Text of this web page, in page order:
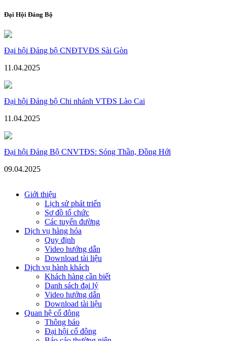
Đại Hội Đảng Bộ
Đại hội Đảng bộ CNĐTVĐS Sài Gòn
11.04.2025
Đại hội Đảng bộ Chi nhánh VTĐS Lào Cai
11.04.2025
Đại hội Đảng Bộ CNVTĐS: Sóng Thần, Đồng Hới
09.04.2025
Giới thiệu
Lịch sử phát triển
Sơ đồ tổ chức
Các tuyến đường
Dịch vụ hàng hóa
Quy định
Video hướng dẫn
Download tài liệu
Dịch vụ hành khách
Khách hàng cần biết
Danh sách đại lý
Video hướng dẫn
Download tài liệu
Quan hệ cổ đông
Thông báo
Đại hội cổ đông